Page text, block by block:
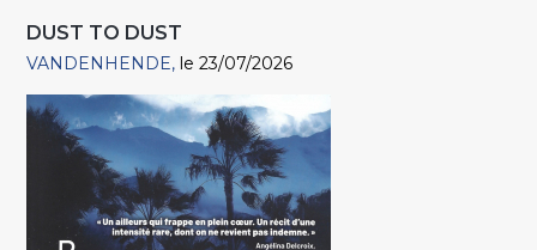
DUST TO DUST
VANDENHENDE le 23/07/2026